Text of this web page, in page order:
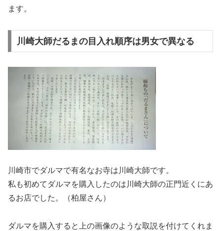
ます。
川崎大師だるまの目入れ順序は男女で異なる
川崎市でダルマで有名なお寺は川崎大師です。
私も初めてダルマを購入したのは川崎大師の正門近くにあ
るお店でした。（柏屋さん）
ダルマを購入すると上の画像のような取説を付けてくれま